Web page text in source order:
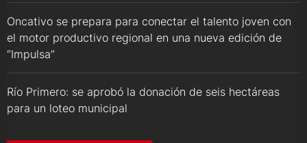
Oncativo se prepara para conectar el talento joven con
el motor productivo regional en una nueva edición de
“Impulsa”
Río Primero: se aprobó la donación de seis hectáreas
para un loteo municipal